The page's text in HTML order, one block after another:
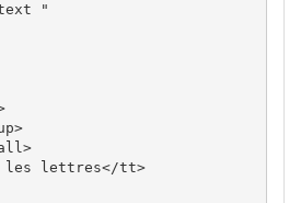
"
les lettres</tt>